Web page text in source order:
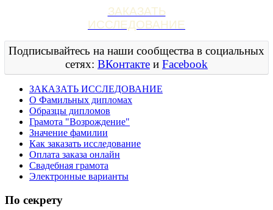
ЗАКАЗАТЬ
ИССЛЕДОВАНИЕ
Подписывайтесь на наши сообщества в социальных
сетях: ВКонтакте и Facebook
ЗАКАЗАТЬ ИССЛЕДОВАНИЕ
О Фамильных дипломах
Образцы дипломов
Грамота "Возрождение"
Значение фамилии
Как заказать исследование
Оплата заказа онлайн
Свадебная грамота
Электронные варианты
По секрету